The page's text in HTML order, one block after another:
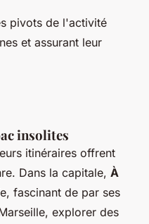
pivots de l'activité
et assurant leur
insolites
itinéraires offrent
Dans la capitale, À
fascinant de par ses
explorer des